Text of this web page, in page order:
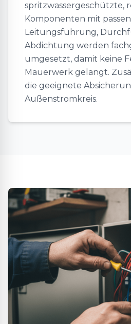
spritzwassergeschützte,
Komponenten mit
Leitungsführung,
Abdichtung werden
umgesetzt, damit keine
Mauerwerk gelangt.
die geeignete
Außenstromkreis.